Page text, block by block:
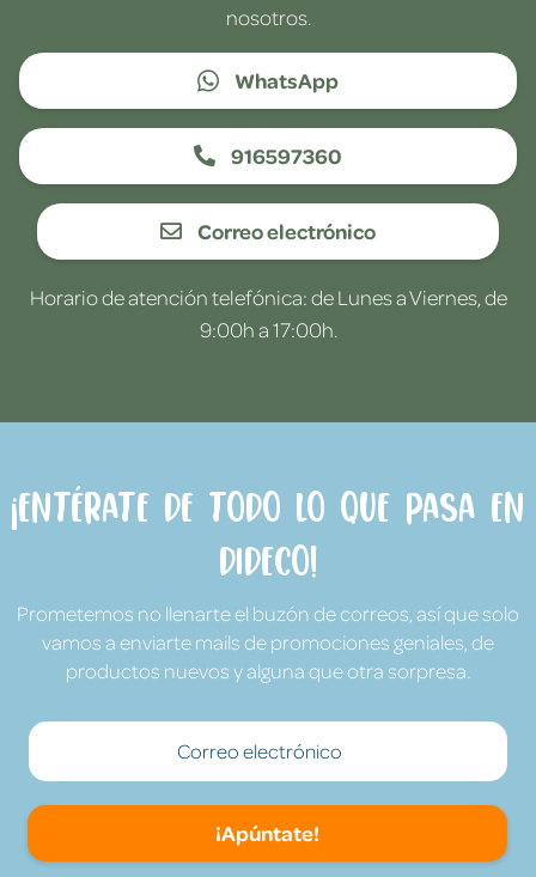
nosotros.
WhatsApp
916597360
Correo electrónico
Horario de atención telefónica: de Lunes a Viernes, de
9:00h a 17:00h.
¡Entérate de todo lo que pasa en
Dideco!
Prometemos no llenarte el buzón de correos, así que solo
vamos a enviarte mails de promociones geniales, de
productos nuevos y alguna que otra sorpresa.
¡Apúntate!